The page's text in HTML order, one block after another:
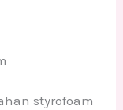
styrofoam